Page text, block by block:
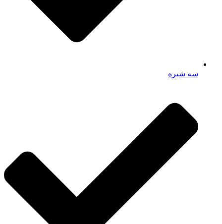
سه شیره